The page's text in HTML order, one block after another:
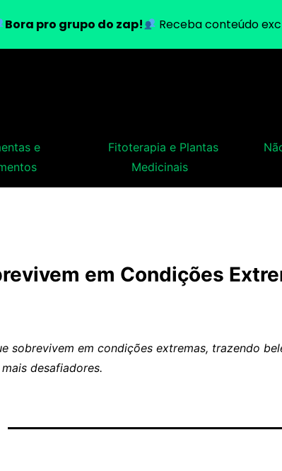
e
Fitoterapia e Plantas
Medicinais
em Condições
sobrevivem em condições extremas, trazendo
desafiadores.
Bora pro grupo do zap! Receba conteúdo